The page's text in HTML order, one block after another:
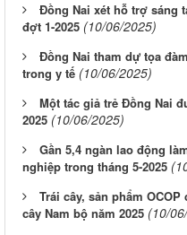
Đồng Nai xét hỗ trợ sáng
đợt 1-2025 (10/06/2025)
Đồng Nai tham dự tọa
trong y tế (10/06/2025)
Một tác giả trẻ Đồng Nai
2025 (10/06/2025)
Gần 5,4 ngàn lao động
nghiệp trong tháng 5-2025
Trái cây, sản phẩm
cây Nam bộ năm 2025 (10/